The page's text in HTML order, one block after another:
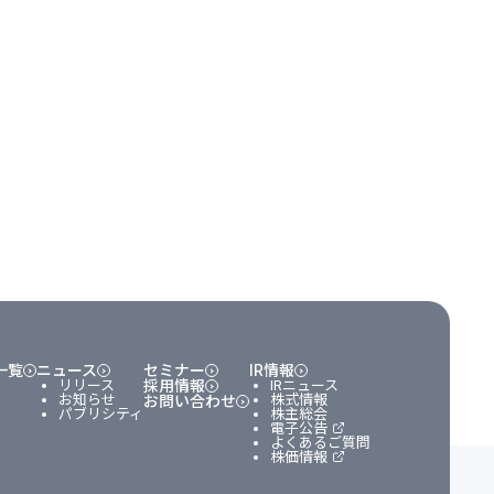
覧 ニュース
リリース
お知らせ
パブリシティ
セミナー
採用情報
お問い合わせ
IR情報
IRニュース
株式情報
株主総会
電子公告
よくあるご質問
株価情報